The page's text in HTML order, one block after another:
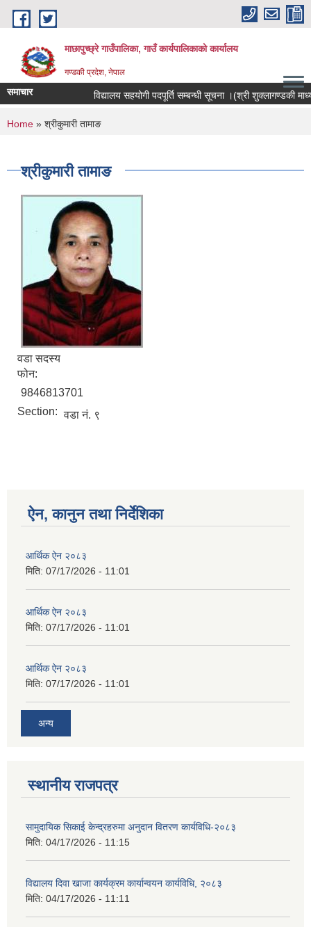
Skip to main content
माछापुच्छ्रे गाउँपालिका, गाउँ कार्यपालिकाको कार्यालय
गण्डकी प्रदेश, नेपाल
समाचार विद्यालय सहयोगी पदपूर्ति सम्बन्धी सूचना ।(श्री शुक्लागण्डकी
You are here
Home » श्रीकुमारी तामाङ
श्रीकुमारी तामाङ
वडा सदस्य
फोन:
9846813701
Section: वडा नं. ९
ऐन, कानुन तथा निर्देशिका
आर्थिक ऐन २०८३
मिति: 07/17/2026 - 11:01
आर्थिक ऐन २०८३
मिति: 07/17/2026 - 11:01
आर्थिक ऐन २०८३
मिति: 07/17/2026 - 11:01
अन्य
स्थानीय राजपत्र
सामुदायिक सिकाई केन्द्रहरुमा अनुदान वितरण कार्यविधि-२०८३
मिति: 04/17/2026 - 11:15
विद्यालय दिवा खाजा कार्यक्रम कार्यान्वयन कार्यविधि, २०८३
मिति: 04/17/2026 - 11:11